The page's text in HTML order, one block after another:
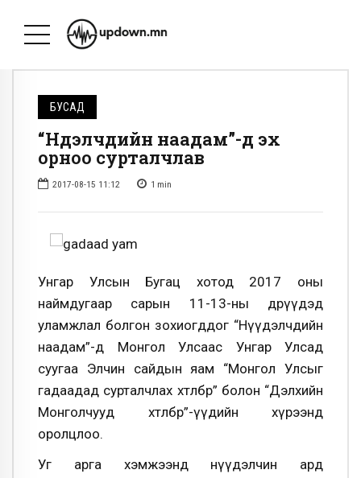
БУСАД
“Нүүдэлчдийн наадам”-д эх
орноо сурталчлав
2017-08-15 11:12 1 min
Унгар Улсын Бугац хотод 2017 оны
наймдугаар сарын 11-13-ны өдрүүдэд
уламжлал болгон зохиогддог “Нүүдэлчдийн
наадам”-д Монгол Улсаас Унгар Улсад
суугаа Элчин сайдын яам “Монгол Улсыг
гадаадад сурталчлах хөтөлбөр” болон “Дэлхийн
Монголчууд хөтөлбөр”-үүдийн хүрээнд
оролцлоо.
Уг арга хэмжээнд нүүдэлчин ард